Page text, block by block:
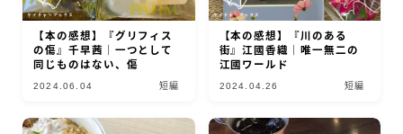
【本の感想】『グリフィス
の傷』千早茜｜一つとして
同じものはない、傷
2024.06.04 短編
【本の感想】『川のある
街』江國香織｜唯一無二の
江國ワールド
2024.04.26 短編